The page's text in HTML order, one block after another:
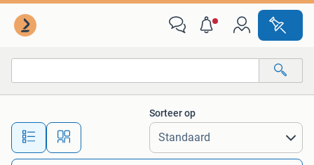
Alle afstanden…
Sorteer op